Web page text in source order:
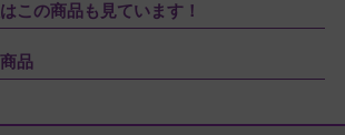
この商品も見ています！
品